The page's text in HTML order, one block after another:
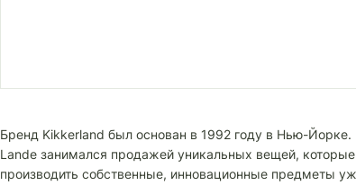
Бренд Kikkerland был основан в 1992 году в Нью-Йорке.
Lande занимался продажей уникальных вещей,
производить собственные, инновационные предметы